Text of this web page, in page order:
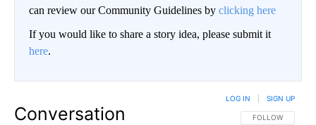
can review our Community Guidelines by clicking here
If you would like to share a story idea, please submit it
here.
Conversation FOLLOW THIS
FOLLOW
LOG IN SIGN UP